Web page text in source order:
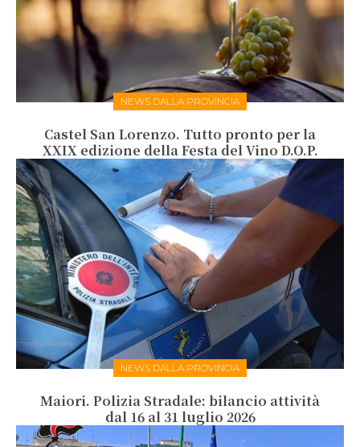
NEWS DALLA PROVINCIA
Castel San Lorenzo. Tutto pronto per la
XXIX edizione della Festa del Vino D.O.P.
NEWS DALLA PROVINCIA
Maiori. Polizia Stradale: bilancio attività
dal 16 al 31 luglio 2026